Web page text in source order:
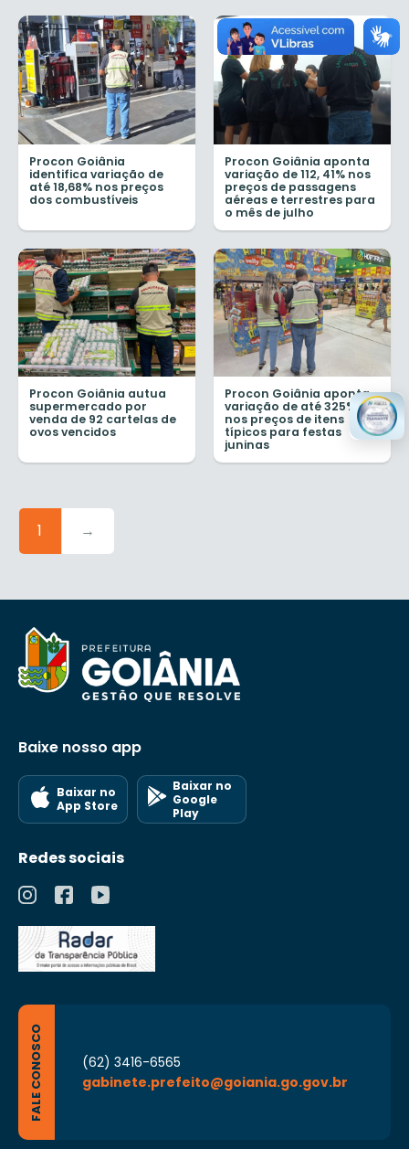
Procon Goiânia
identifica variação de
até 18,68% nos preços
dos combustíveis
Procon Goiânia aponta
variação de 112, 41% nos
preços de passagens
aéreas e terrestres para
o mês de julho
Procon Goiânia autua
supermercado por
venda de 92 cartelas de
ovos vencidos
Procon Goiânia aponta
variação de até 325%
nos preços de itens
típicos para festas
juninas
1 →
Baixe nosso app
Baixar no
App Store
Baixar no
Google
Play
Redes sociais
FALE CONOSCO
(62) 3416-6565
gabinete.prefeito@goiania.go.gov.br